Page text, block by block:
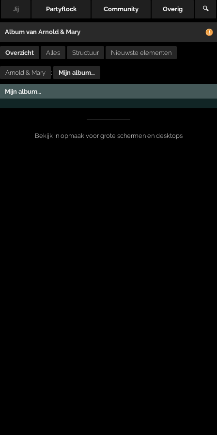
Jij Partyflock Community Overig 🔍
Album vanArnold & Mary
Overzicht Alles Structuur Nieuwste elementen
Arnold & Mary : Mijn album…
Mijn album…
Bekijk in opmaak voor grote schermen en desktops